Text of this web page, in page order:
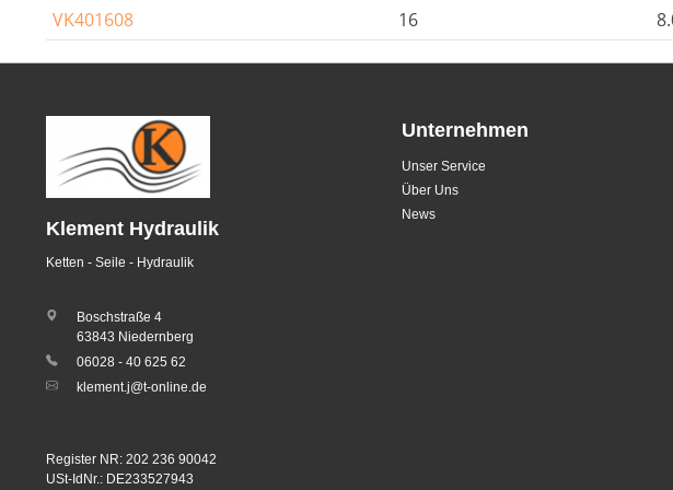
VK401608 16
Klement Hydraulik
Ketten - Seile - Hydraulik
Boschstraße 4
63843 Niedernberg
06028 - 40 625 62
klement.j@t-online.de
Register NR: 202 236 90042
USt-IdNr.: DE233527943
Unternehmen
Unser Service
Über Uns
News